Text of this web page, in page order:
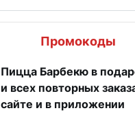
Промокоды
Пицца Барбекю в
и всех повторных
сайте и в приложении